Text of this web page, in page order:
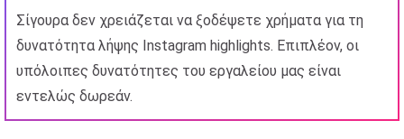
Σίγουρα δεν χρειάζεται να ξοδέψετε χρήματα για τη
δυνατότητα λήψης Instagram highlights. Επιπλέον, οι
υπόλοιπες δυνατότητες του εργαλείου μας είναι
εντελώς δωρεάν.